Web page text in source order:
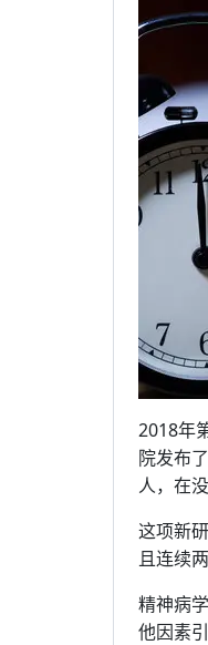
2018年
院发布
人，在
这项新
且连续
精神病
他因素